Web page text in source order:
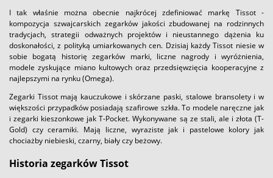
I tak właśnie można obecnie najkrócej zdefiniować markę Tissot -
kompozycja szwajcarskich zegarków jakości zbudowanej na rodzinnych
tradycjach, strategii odważnych projektów i nieustannego dążenia ku
doskonałości, z polityką umiarkowanych cen. Dzisiaj każdy Tissot niesie w
sobie bogatą historię zegarków marki, liczne nagrody i wyróżnienia,
modele zyskujące miano kultowych oraz przedsięwzięcia kooperacyjne z
najlepszymi na rynku (Omega).
Zegarki Tissot mają kauczukowe i skórzane paski, stalowe bransolety i w
większości przypadków posiadają szafirowe szkła. To modele naręczne jak
i zegarki kieszonkowe jak T-Pocket. Wykonywane są ze stali, ale i złota (T-
Gold) czy ceramiki. Mają liczne, wyraziste jak i pastelowe kolory jak
chociażby niebieski, czarny, biały czy beżowy.
Historia zegarków Tissot